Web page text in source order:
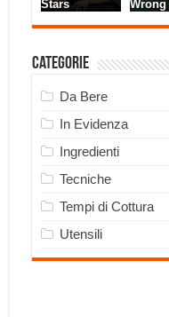
Categorie
Da Bere
In Evidenza
Ingredienti
Tecniche
Tempi di Cottura
Utensili